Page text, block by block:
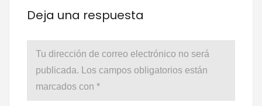
Deja una respuesta
Tu dirección de correo electrónico no será
publicada.
Los campos obligatorios están
marcados con *